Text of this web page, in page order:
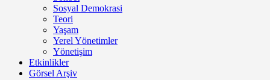
Sosyal Demokrasi
Teori
Yaşam
Yerel Yönetimler
Yönetişim
Etkinlikler
Görsel Arşiv